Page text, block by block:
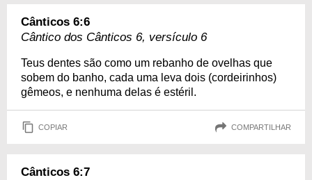
Cânticos 6:6
Cântico dos Cânticos 6, versículo 6
Teus dentes são como um rebanho de ovelhas que
sobem do banho, cada uma leva dois (cordeirinhos)
gêmeos, e nenhuma delas é estéril.
COPIAR COMPARTILHAR
Cânticos 6:7